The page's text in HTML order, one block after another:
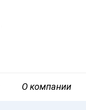
О компании